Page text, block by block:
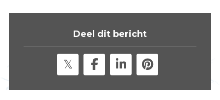
Deel dit bericht